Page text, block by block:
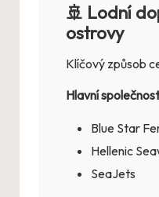
🚢 Lodní
ostrovy
Klíčový způsob
Hlavní
Blue Star
Hellenic
SeaJets